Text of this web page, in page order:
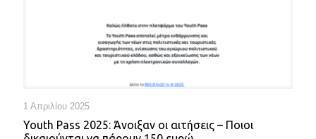
1 Απριλίου 2025
Youth Pass 2025: Άνοιξαν οι αιτήσεις – Ποιοι